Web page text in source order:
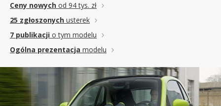
Ceny nowych od 94 tys. zł
25 zgłoszonych usterek
7 publikacji o tym modelu
Ogólna prezentacja modelu